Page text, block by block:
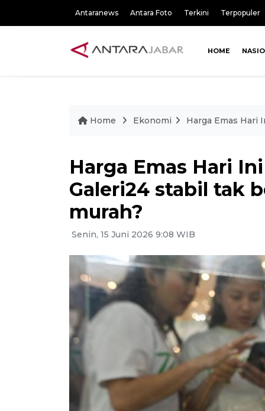
Antaranews Antara Foto Terkini Terpopuler
HOME
Home Ekonomi Harga Emas Hari
Harga Emas Hari
Galeri24 stabil tak
murah?
Senin, 15 Juni 2026 9:08 WIB